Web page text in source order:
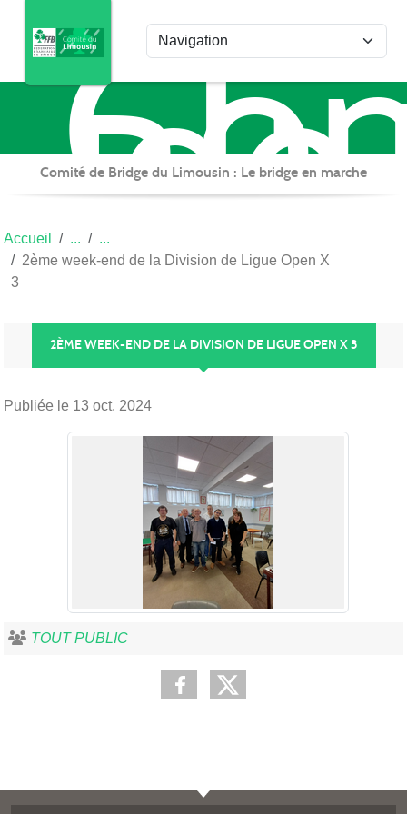
de
du
Comité de Bridge du Limousin : Le bridge en marche
Accueil
2ème week-end de la Division de Ligue Open X
3
2ÈME WEEK-END DE LA DIVISION DE LIGUE OPEN X 3
Publiée le 13 oct. 2024
TOUT PUBLIC